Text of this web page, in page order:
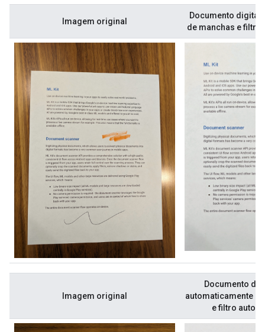
Imagem original
Documento
de manchas e
Imagem original
Documento
automaticamente
e filtro